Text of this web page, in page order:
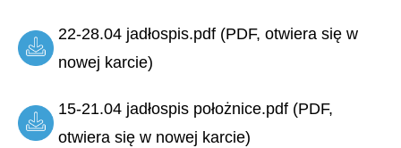
22-28.04 jadłospis.pdf (PDF, otwiera się w
nowej karcie)
15-21.04 jadłospis położnice.pdf (PDF,
otwiera się w nowej karcie)